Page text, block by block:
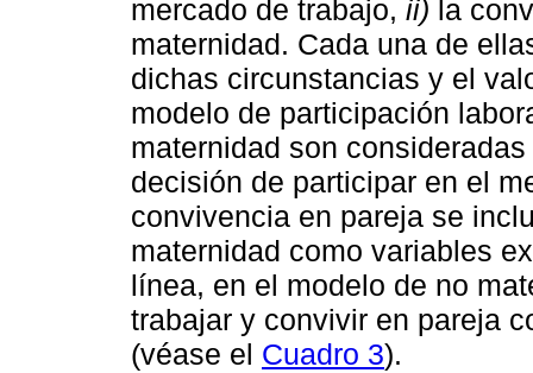
mercado de trabajo, ii) la
maternidad. Cada una de
dichas circunstancias y el
modelo de participación
maternidad son
decisión de participar en el
convivencia en pareja se
maternidad como variables
línea, en el modelo de no
trabajar y convivir en pareja
(véase el Cuadro 3).